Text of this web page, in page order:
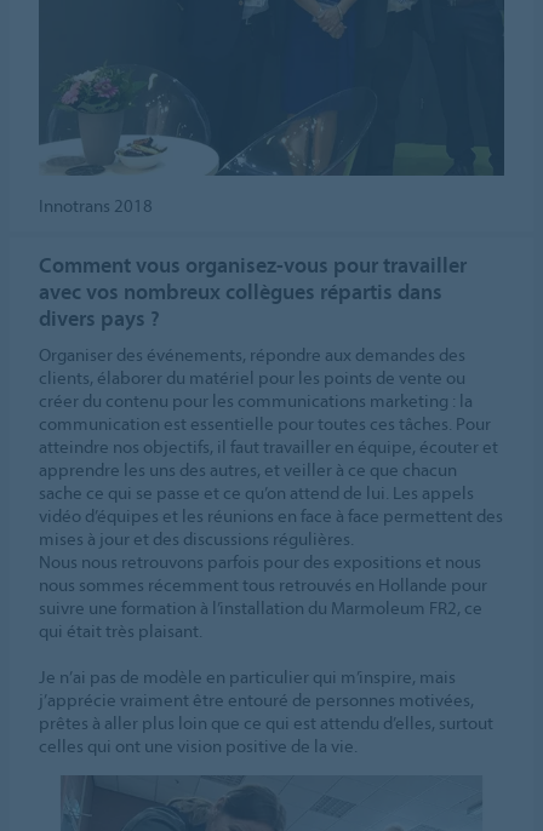
Innotrans 2018
Comment vous organisez-vous pour travailler
avec vos nombreux collègues répartis dans
divers pays ?
Organiser des événements, répondre aux demandes des
clients, élaborer du matériel pour les points de vente ou
créer du contenu pour les communications marketing : la
communication est essentielle pour toutes ces tâches. Pour
atteindre nos objectifs, il faut travailler en équipe, écouter et
apprendre les uns des autres, et veiller à ce que chacun
sache ce qui se passe et ce qu’on attend de lui. Les appels
vidéo d’équipes et les réunions en face à face permettent des
mises à jour et des discussions régulières.
Nous nous retrouvons parfois pour des expositions et nous
nous sommes récemment tous retrouvés en Hollande pour
suivre une formation à l’installation du Marmoleum FR2, ce
qui était très plaisant.
Je n’ai pas de modèle en particulier qui m’inspire, mais
j’apprécie vraiment être entouré de personnes motivées,
prêtes à aller plus loin que ce qui est attendu d’elles, surtout
celles qui ont une vision positive de la vie.